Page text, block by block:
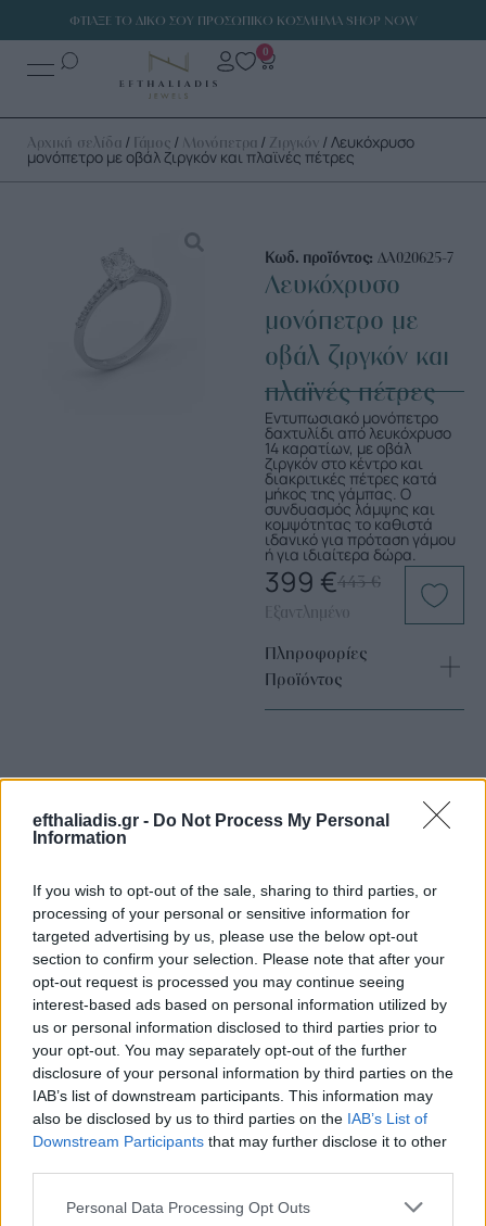
efthaliadis.gr - Do Not Process My Personal
Information
If you wish to opt-out of the sale, sharing to third parties, or
processing of your personal or sensitive information for
targeted advertising by us, please use the below opt-out
section to confirm your selection. Please note that after your
opt-out request is processed you may continue seeing
interest-based ads based on personal information utilized by
us or personal information disclosed to third parties prior to
your opt-out. You may separately opt-out of the further
disclosure of your personal information by third parties on the
IAB’s list of downstream participants. This information may
also be disclosed by us to third parties on the IAB’s List of
Downstream Participants that may further disclose it to other
Personal Data Processing Opt Outs
ΦΤΙΑΞΕ ΤΟ ΔΙΚΟ ΣΟΥ ΠΡΟΣΩΠΙΚΟ ΚΟΣΜΗΜΑ SHOP NOW
0
Αρχική σελίδα / Γάμος / Μονόπετρα / Ζιργκόν / Λευκόχρυσο
μονόπετρο με οβάλ ζιργκόν και πλαϊνές πέτρες
Κωδ. προϊόντος: ΔΑ020625-7
Λευκόχρυσο
μονόπετρο με
οβάλ ζιργκόν και
πλαϊνές πέτρες
Εντυπωσιακό μονόπετρο
δαχτυλίδι από λευκόχρυσο
14 καρατίων, με οβάλ
ζιργκόν στο κέντρο και
διακριτικές πέτρες κατά
μήκος της γάμπας. Ο
συνδυασμός λάμψης και
κομψότητας το καθιστά
ιδανικό για πρόταση γάμου
ή για ιδιαίτερα δώρα.
443€
399 €
Εξαντλημένο
Πληροφορίες
Προϊόντος
Επιλογές Που Ταιριάζουν
Ανακαλύψτε τα κοσμήματα που αγαπήθηκαν περισσότερο!
Εδώ θα βρείτε τις κορυφαίες επιλογές που ξεχωρίζουν για
το μοναδικό τους στυλ και την εξαιρετική τους ποιότητα.
ΧΡΥΣΌΣ 18 ΚΑΡΑΤΊΩΝ